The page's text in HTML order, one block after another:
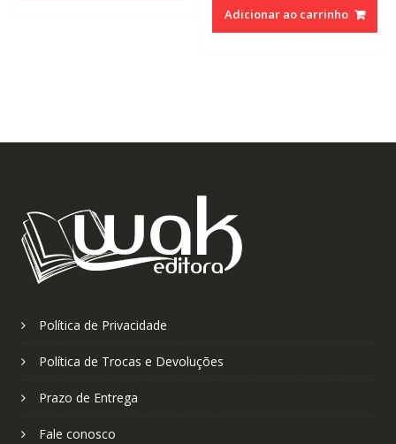
Adicionar ao carrinho
Política de Privacidade
Política de Trocas e Devoluções
Prazo de Entrega
Fale conosco